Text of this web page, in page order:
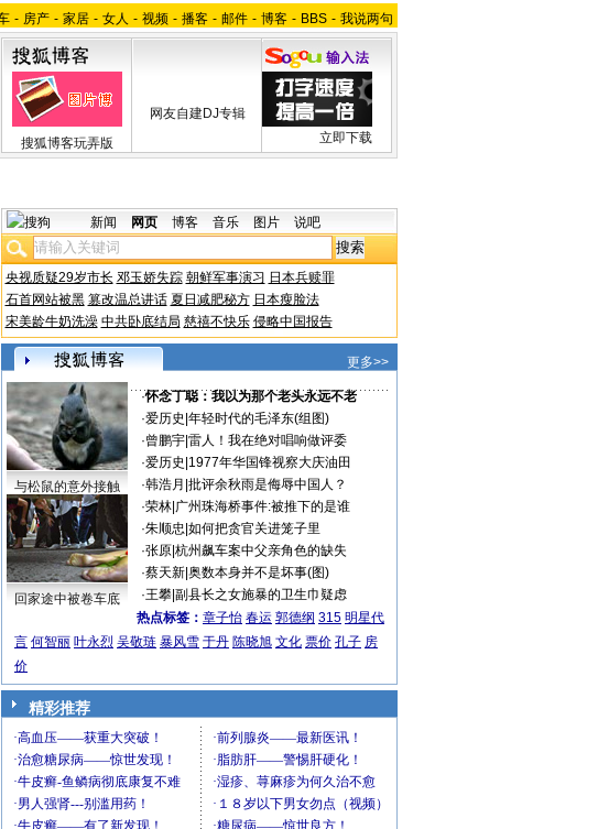
- 房产 - 家居 - 女人 - 视频 - 播客 - 邮件 - 博客 - BBS - 我说两句
搜狐博客玩弄版
网友自建DJ专辑
立即下载
新闻 网页 博客 音乐 图片 说吧
央视质疑29岁市长 邓玉娇失踪 朝鲜军事演习 日本兵赎罪
石首网站被黑 篡改温总讲话 夏日减肥秘方 日本瘦脸法
宋美龄牛奶洗澡 中共卧底结局 慈禧不快乐 侵略中国报告
更多>>
与松鼠的意外接触
回家途中被卷车底
·怀念丁聪：我以为那个老头永远不老
·爱历史 年轻时代的毛泽东(组图)
·曾鹏宇| 雷人！我在绝对唱响做评委
·爱历史 1977年华国锋视察大庆油田
·韩浩月 批评余秋雨是侮辱中国人？
·荣林| 广州珠海桥事件:被推下的是谁
·朱顺忠 如何把贪官关进笼子里
·张原| 杭州飙车案中父亲角色的缺失
·蔡天新| 奥数本身并不是坏事(图)
·王攀| 副县长之女施暴的卫生巾疑虑
热点标签： 章子怡 春运 郭德纲 315 明星代
言 何智丽 叶永烈 吴敬琏 暴风雪 于丹 陈晓旭 文化 票价 孔子 房
价
精彩推荐